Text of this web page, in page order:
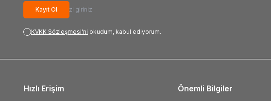
Kayıt Ol
KVKK Sözleşmesi'ni okudum, kabul ediyorum.
Hızlı Erişim Önemli Bilgiler